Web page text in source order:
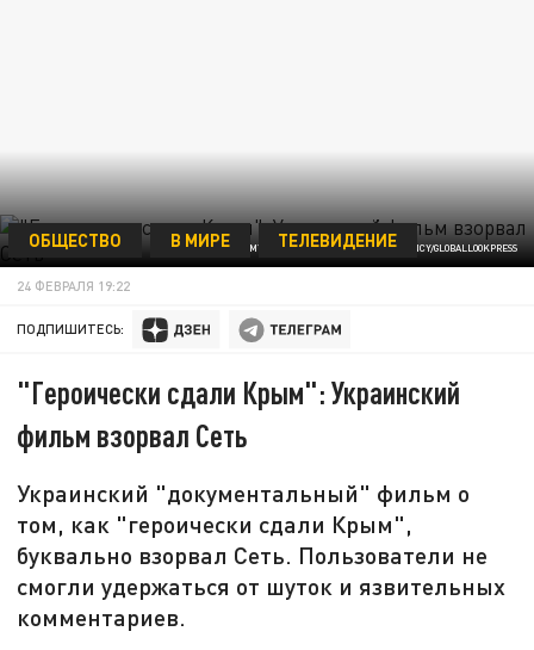
VOLODYMYR TARASOV/KEYSTONE PRESS AGENCY/GLOBALLOOKPRESS
ОБЩЕСТВО В МИРЕ ТЕЛЕВИДЕНИЕ
24 ФЕВРАЛЯ 19:22
ПОДПИШИТЕСЬ:
"Героически сдали Крым": Украинский
фильм взорвал Сеть
Украинский "документальный" фильм о
том, как "героически сдали Крым",
буквально взорвал Сеть. Пользователи не
смогли удержаться от шуток и язвительных
комментариев.